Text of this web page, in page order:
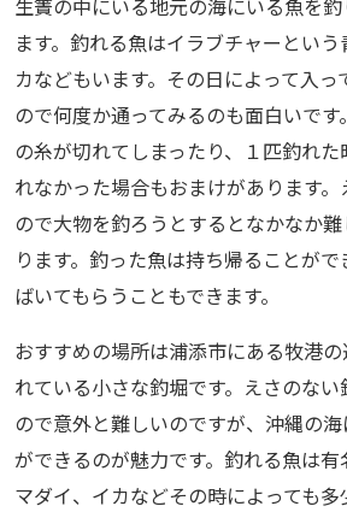
生簀の中にいる地元の海にいる魚を
ます。釣れる魚はイラブチャーとい
カなどもいます。その日によって入
ので何度か通ってみるのも面白いで
の糸が切れてしまったり、１匹釣れ
れなかった場合もおまけがあります
ので大物を釣ろうとするとなかなか
ります。釣った魚は持ち帰ることが
ばいてもらうこともできます。
おすすめの場所は浦添市にある牧港
れている小さな釣堀です。えさのな
ので意外と難しいのですが、沖縄の
ができるのが魅力です。釣れる魚は
マダイ、イカなどその時によっても